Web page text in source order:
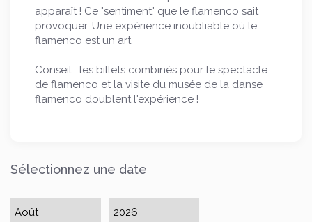
apparaît ! Ce "sentiment" que le flamenco sait
provoquer. Une expérience inoubliable où le
flamenco est un art.
Conseil : les billets combinés pour le spectacle
de flamenco et la visite du musée de la danse
flamenco doublent l'expérience !
Sélectionnez une date